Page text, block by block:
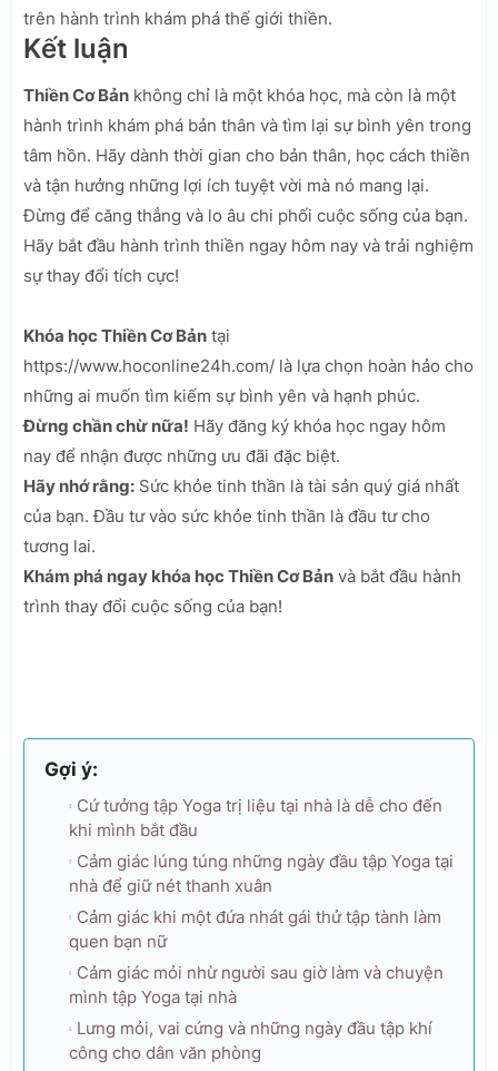
trên hành trình khám phá thế giới thiền.
Kết luận
Thiền Cơ Bản không chỉ là một khóa học, mà còn là một
hành trình khám phá bản thân và tìm lại sự bình yên trong
tâm hồn. Hãy dành thời gian cho bản thân, học cách thiền
và tận hưởng những lợi ích tuyệt vời mà nó mang lại.
Đừng để căng thẳng và lo âu chi phối cuộc sống của bạn.
Hãy bắt đầu hành trình thiền ngay hôm nay và trải nghiệm
sự thay đổi tích cực!
Khóa học Thiền Cơ Bản tại
https://www.hoconline24h.com/ là lựa chọn hoàn hảo cho
những ai muốn tìm kiếm sự bình yên và hạnh phúc.
Đừng chần chừ nữa! Hãy đăng ký khóa học ngay hôm
nay để nhận được những ưu đãi đặc biệt.
Hãy nhớ rằng: Sức khỏe tinh thần là tài sản quý giá nhất
của bạn. Đầu tư vào sức khỏe tinh thần là đầu tư cho
tương lai.
Khám phá ngay khóa học Thiền Cơ Bản và bắt đầu hành
trình thay đổi cuộc sống của bạn!
Gợi ý:
Cứ tưởng tập Yoga trị liệu tại nhà là dễ cho đến
khi mình bắt đầu
Cảm giác lúng túng những ngày đầu tập Yoga tại
nhà để giữ nét thanh xuân
Cảm giác khi một đứa nhát gái thử tập tành làm
quen bạn nữ
Cảm giác mỏi nhừ người sau giờ làm và chuyện
mình tập Yoga tại nhà
Lưng mỏi, vai cứng và những ngày đầu tập khí
công cho dân văn phòng